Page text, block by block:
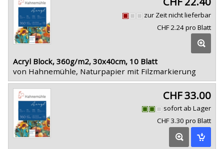
zur Zeit nicht lieferbar
CHF 2.24 pro Blatt
Acryl Block, 360g/m2, 30x40cm, 10 Blatt
von Hahnemühle, Naturpapier mit Filzmarkierung
CHF 33.00
sofort ab Lager
CHF 3.30 pro Blatt